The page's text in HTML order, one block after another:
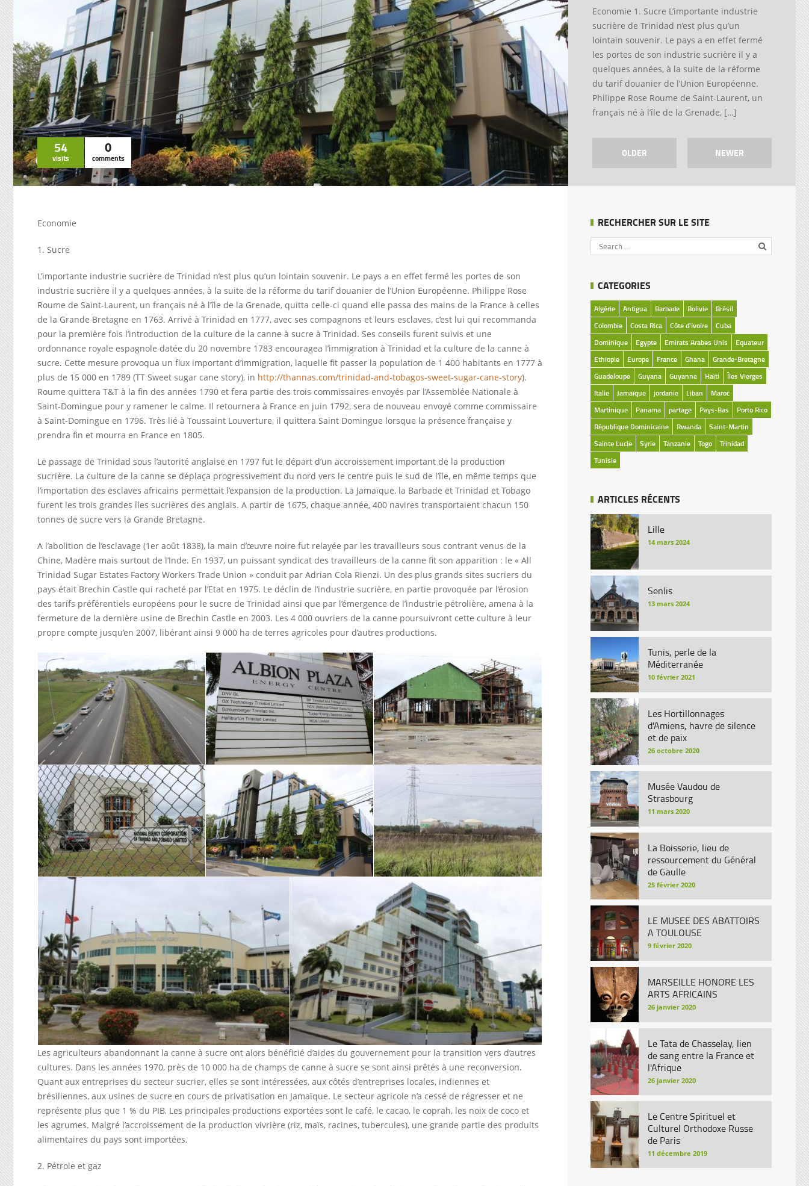
54
visits
0
comments
Economie 1. Sucre L’importante industrie
sucrière de Trinidad n’est plus qu’un
lointain souvenir. Le pays a en effet fermé
les portes de son industrie sucrière il y a
quelques années, à la suite de la réforme
du tarif douanier de l’Union Européenne.
Philippe Rose Roume de Saint-Laurent, un
français né à l’île de la Grenade, […]
OLDER NEWER
Economie
1. Sucre
L’importante industrie sucrière de Trinidad n’est plus qu’un lointain souvenir. Le pays a en effet fermé les portes de son
industrie sucrière il y a quelques années, à la suite de la réforme du tarif douanier de l’Union Européenne. Philippe Rose
Roume de Saint-Laurent, un français né à l’île de la Grenade, quitta celle-ci quand elle passa des mains de la France à celles
de la Grande Bretagne en 1763. Arrivé à Trinidad en 1777, avec ses compagnons et leurs esclaves, c’est lui qui recommanda
pour la première fois l’introduction de la culture de la canne à sucre à Trinidad. Ses conseils furent suivis et une
ordonnance royale espagnole datée du 20 novembre 1783 encouragea l’immigration à Trinidad et la culture de la canne à
sucre. Cette mesure provoqua un flux important d’immigration, laquelle fit passer la population de 1 400 habitants en 1777 à
plus de 15 000 en 1789 (TT Sweet sugar cane story), in http://thannas.com/trinidad-and-tobagos-sweet-sugar-cane-story).
Roume quittera T&T à la fin des années 1790 et fera partie des trois commissaires envoyés par l’Assemblée Nationale à
Saint-Domingue pour y ramener le calme. Il retournera à France en juin 1792, sera de nouveau envoyé comme commissaire
à Saint-Domingue en 1796. Très lié à Toussaint Louverture, il quittera Saint Domingue lorsque la présence française y
prendra fin et mourra en France en 1805.
Le passage de Trinidad sous l’autorité anglaise en 1797 fut le départ d’un accroissement important de la production
sucrière. La culture de la canne se déplaça progressivement du nord vers le centre puis le sud de l’île, en même temps que
l’importation des esclaves africains permettait l’expansion de la production. La Jamaïque, la Barbade et Trinidad et Tobago
furent les trois grandes îles sucrières des anglais. A partir de 1675, chaque année, 400 navires transportaient chacun 150
tonnes de sucre vers la Grande Bretagne.
A l’abolition de l’esclavage (1er août 1838), la main d’œuvre noire fut relayée par les travailleurs sous contrant venus de la
Chine, Madère mais surtout de l’Inde. En 1937, un puissant syndicat des travailleurs de la canne fit son apparition : le « All
Trinidad Sugar Estates Factory Workers Trade Union » conduit par Adrian Cola Rienzi. Un des plus grands sites sucriers du
pays était Brechin Castle qui racheté par l’Etat en 1975. Le déclin de l’industrie sucrière, en partie provoquée par l’érosion
des tarifs préférentiels européens pour le sucre de Trinidad ainsi que par l’émergence de l’industrie pétrolière, amena à la
fermeture de la dernière usine de Brechin Castle en 2003. Les 4 000 ouvriers de la canne poursuivront cette culture à leur
propre compte jusqu’en 2007, libérant ainsi 9 000 ha de terres agricoles pour d’autres productions.
Les agriculteurs abandonnant la canne à sucre ont alors bénéficié d’aides du gouvernement pour la transition vers d’autres
cultures. Dans les années 1970, près de 10 000 ha de champs de canne à sucre se sont ainsi prêtés à une reconversion.
Quant aux entreprises du secteur sucrier, elles se sont intéressées, aux côtés d’entreprises locales, indiennes et
brésiliennes, aux usines de sucre en cours de privatisation en Jamaïque. Le secteur agricole n’a cessé de régresser et ne
représente plus que 1 % du PIB. Les principales productions exportées sont le café, le cacao, le coprah, les noix de coco et
les agrumes. Malgré l’accroissement de la production vivrière (riz, maïs, racines, tubercules), une grande partie des produits
alimentaires du pays sont importées.
2. Pétrole et gaz
RECHERCHER SUR LE SITE
CATEGORIES
Algérie Antigua Barbade Bolivie
Brésil
Colombie
Costa Rica Côte d'Ivoire
Cuba
Dominique
Egypte Emirats Arabes Unis
Equateur
Ethiopie
Europe France Ghana
Grande-Bretagne
Guadeloupe
Guyana Guyanne Haïti
Îles Vierges
Italie
Jamaïque jordanie Liban
Maroc
Martinique
Panama partage Pays-Bas
Porto Rico
République Dominicaine
Rwanda
Saint-Martin
Sainte Lucie
Syrie Tanzanie Togo
Trinidad
Tunisie
ARTICLES RÉCENTS
Lille
14 mars 2024
Senlis
13 mars 2024
Tunis, perle de la
Méditerranée
10 février 2021
Les Hortillonnages
d'Amiens, havre de silence
et de paix
26 octobre 2020
Musée Vaudou de
Strasbourg
11 mars 2020
La Boisserie, lieu de
ressourcement du Général
de Gaulle
25 février 2020
LE MUSEE DES ABATTOIRS
A TOULOUSE
9 février 2020
MARSEILLE HONORE LES
ARTS AFRICAINS
26 janvier 2020
Le Tata de Chasselay, lien
de sang entre la France et
l'Afrique
26 janvier 2020
Le Centre Spirituel et
Culturel Orthodoxe Russe
de Paris
11 décembre 2019